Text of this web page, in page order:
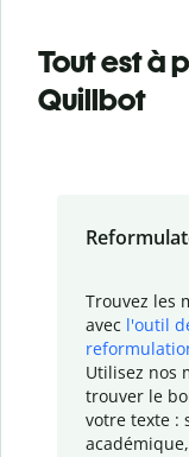
Tout est à
Quillbot
Trouvez les
avec l'outil
Utilisez nos
trouver le
votre texte :